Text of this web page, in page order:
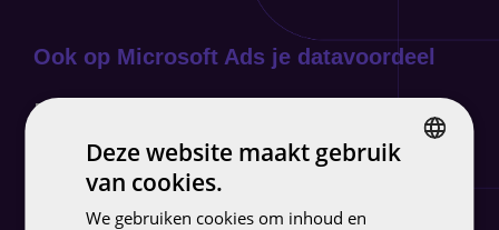
Ook op Microsoft Ads je datavoordeel
FolloEngine
Deze website maakt gebruik
van cookies.
We gebruiken cookies om inhoud en